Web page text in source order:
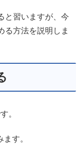
と習いますが、今
る方法を説明しま
。
す。